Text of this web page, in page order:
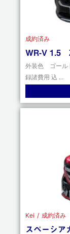
成約済み
WR-V 1.5
外装色 ゴール
録諸費用 込 ...
Kei 成約済み
スペーシ